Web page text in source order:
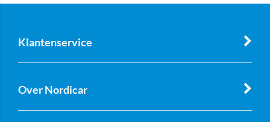
Klantenservice
Over Nordicar